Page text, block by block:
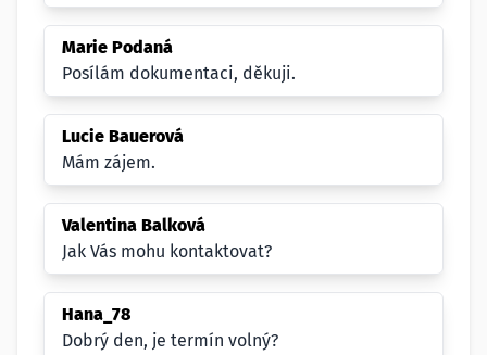
Marie Podaná
Posílám dokumentaci, děkuji.
Lucie Bauerová
Mám zájem.
Valentina Balková
Jak Vás mohu kontaktovat?
Hana_78
Dobrý den, je termín volný?